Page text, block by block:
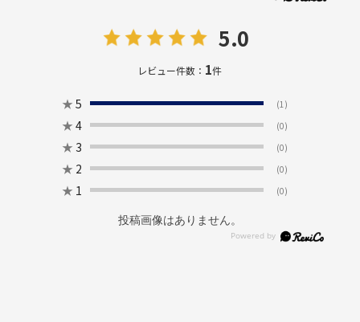
5.0
レビュー件数： 1件
★ 5 (1)
★ 4 (0)
★ 3 (0)
★ 2 (0)
★ 1 (0)
投稿画像はありません。